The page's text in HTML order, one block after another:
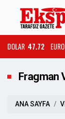
DOLAR 47.72 EURO
Fragman
ANA SAYFA